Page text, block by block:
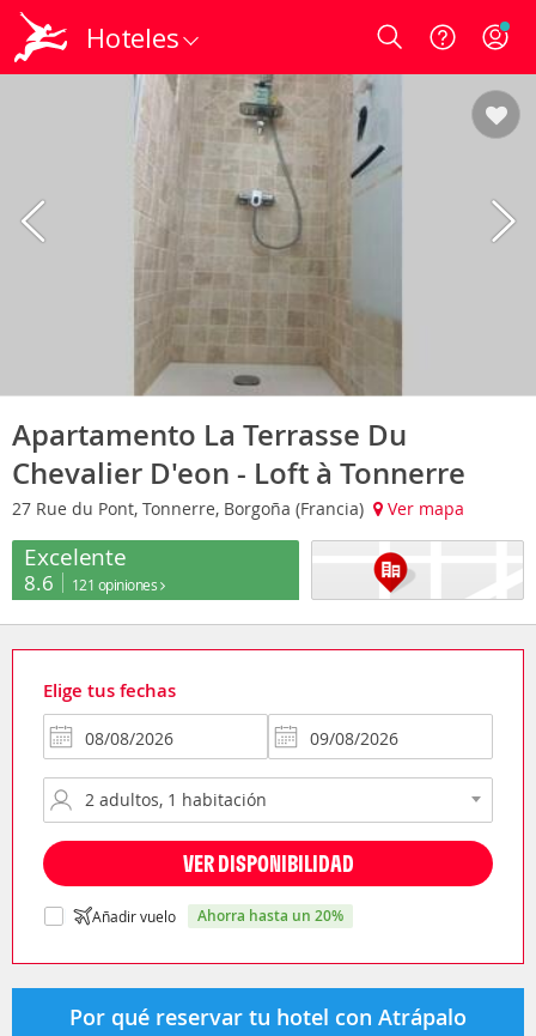
Hoteles Login
Apartamento La Terrasse Du
Chevalier D'eon - Loft à Tonnerre
27 Rue du Pont, Tonnerre, Borgoña (Francia) Ver mapa
Excelente
8.6 121 opiniones
Elige tus fechas
VER DISPONIBILIDAD
Añadir vuelo ahorra hasta un 20%
Por qué reservar tu hotel con Atrápalo